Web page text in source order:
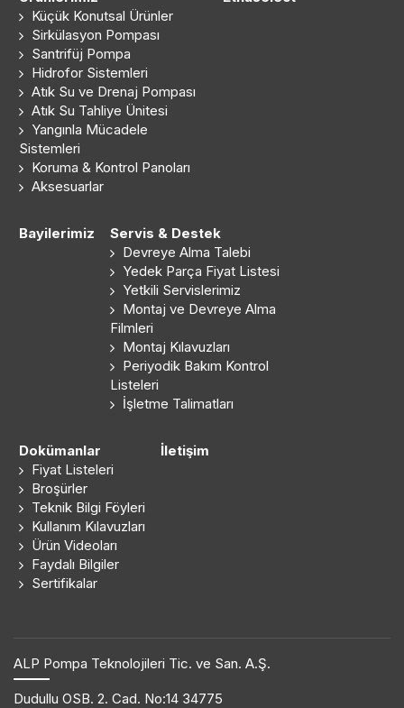
Küçük Konutsal Ürünler
Sirkülasyon Pompası
Santrifüj Pompa
Hidrofor Sistemleri
Atık Su ve Drenaj Pompası
Atık Su Tahliye Ünitesi
Yangınla Mücadele
Sistemleri
Koruma & Kontrol Panoları
Aksesuarlar
Bayilerimiz
Servis & Destek
Devreye Alma Talebi
Yedek Parça Fiyat Listesi
Yetkili Servislerimiz
Montaj ve Devreye Alma
Filmleri
Montaj Kılavuzları
Periyodik Bakım Kontrol
Listeleri
İşletme Talimatları
Dokümanlar
Fiyat Listeleri
Broşürler
Teknik Bilgi Föyleri
Kullanım Kılavuzları
Ürün Videoları
Faydalı Bilgiler
Sertifikalar
İletişim
ALP Pompa Teknolojileri Tic. ve San. A.Ş.
Dudullu OSB. 2. Cad. No:14 34775